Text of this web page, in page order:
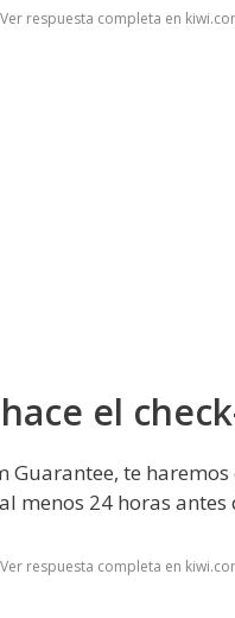
Ver respuesta completa en
el
Guarantee, te
menos 24 horas
Ver respuesta completa en